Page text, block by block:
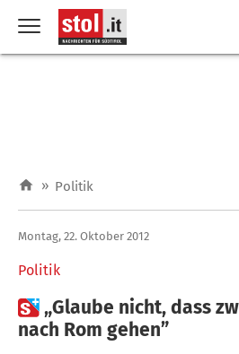
» Politik
Politik
Montag, 22. Oktober 2012
„Glaube nicht, dass
nach Rom gehen”